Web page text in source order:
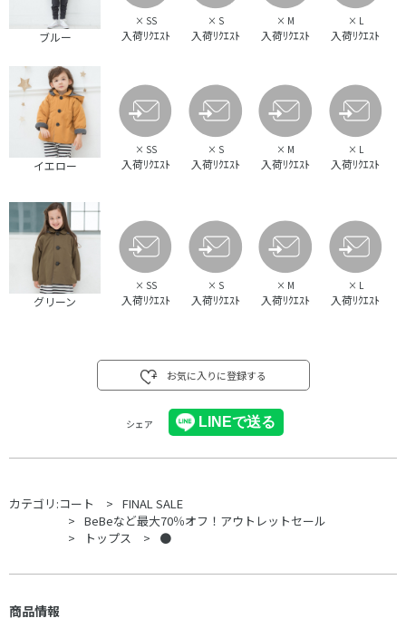
ブルー
× SS
入荷ﾘｸｴｽﾄ
× S
入荷ﾘｸｴｽﾄ
× M
入荷ﾘｸｴｽﾄ
× L
入荷ﾘｸｴｽﾄ
イエロー
× SS
入荷ﾘｸｴｽﾄ
× S
入荷ﾘｸｴｽﾄ
× M
入荷ﾘｸｴｽﾄ
× L
入荷ﾘｸｴｽﾄ
グリーン
× SS
入荷ﾘｸｴｽﾄ
× S
入荷ﾘｸｴｽﾄ
× M
入荷ﾘｸｴｽﾄ
× L
入荷ﾘｸｴｽﾄ
お気に入りに登録する
シェア
カテゴリ:コート
FINAL SALE
BeBeなど最大70％オフ！アウトレットセール
トップス
●
商品情報